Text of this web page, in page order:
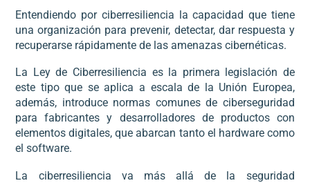
Entendiendo por ciberresiliencia la capacidad que tiene
una organización para prevenir, detectar, dar respuesta y
recuperarse rápidamente de las amenazas cibernéticas.
La Ley de Ciberresiliencia es la primera legislación de
este tipo que se aplica a escala de la Unión Europea,
además, introduce normas comunes de ciberseguridad
para fabricantes y desarrolladores de productos con
elementos digitales, que abarcan tanto el hardware como
el software.
La ciberresiliencia va más allá de la seguridad